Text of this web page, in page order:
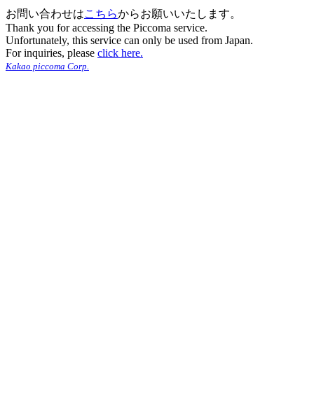
お問い合わせはこちらからお願いいたします。
Thank you for accessing the Piccoma service.
Unfortunately, this service can only be used from Japan.
For inquiries, please click here.
Kakao piccoma Corp.